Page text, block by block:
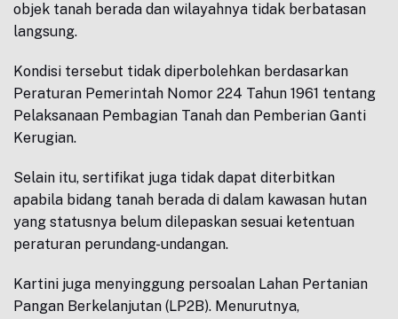
objek tanah berada dan wilayahnya tidak berbatasan
langsung.
Kondisi tersebut tidak diperbolehkan berdasarkan
Peraturan Pemerintah Nomor 224 Tahun 1961 tentang
Pelaksanaan Pembagian Tanah dan Pemberian Ganti
Kerugian.
Selain itu, sertifikat juga tidak dapat diterbitkan
apabila bidang tanah berada di dalam kawasan hutan
yang statusnya belum dilepaskan sesuai ketentuan
peraturan perundang-undangan.
Kartini juga menyinggung persoalan Lahan Pertanian
Pangan Berkelanjutan (LP2B). Menurutnya,